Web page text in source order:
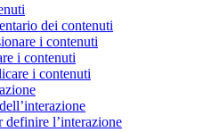
dei contenuti
i contenuti
i contenuti
i contenuti
definire l’interazione